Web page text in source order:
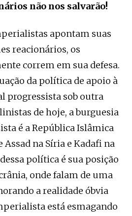
não nos salvarão!
apontam suas
reacionários, os
correm em sua defesa.
da política de apoio à
progressista sob outra
de hoje, a burguesia
é a República Islâmica
Assad na Síria e Kadafi na
política é sua posição
onde falam de uma
a realidade óbvia
está esmagando